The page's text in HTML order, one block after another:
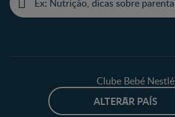
Clube Bebé Nestlé
ALTERAR PAÍS